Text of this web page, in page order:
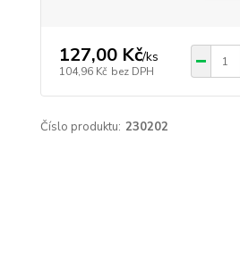
127,00 Kč/ks
104,96 Kč bez DPH
Číslo produktu: 230202